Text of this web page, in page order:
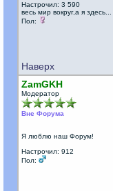
Настрочил: 3 590
весь мир вокруг,а я здесь...
Пол:
Наверх
ZamGKH
Модератор
Вне Форума
Я люблю наш Форум!
Настрочил: 912
Пол: